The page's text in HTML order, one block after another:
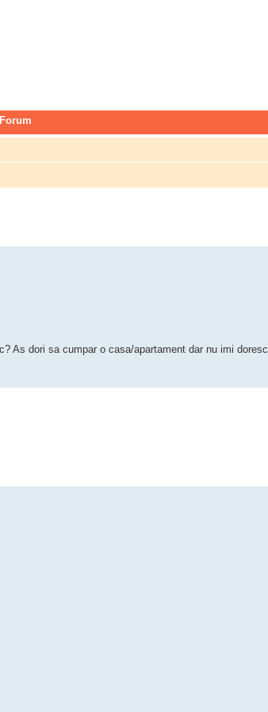
Forum
As dori sa cumpar o casa/apartament dar nu imi doresc